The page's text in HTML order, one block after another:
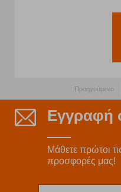
Προηγούμενο
Εγγραφή
Μάθετε πρώτοι
προσφορές μας!